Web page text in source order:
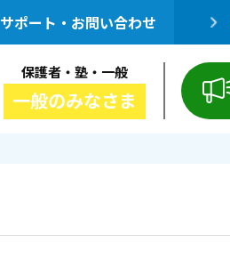
サポート・お問い合わせ
保護者・塾・一般
一般のみなさま